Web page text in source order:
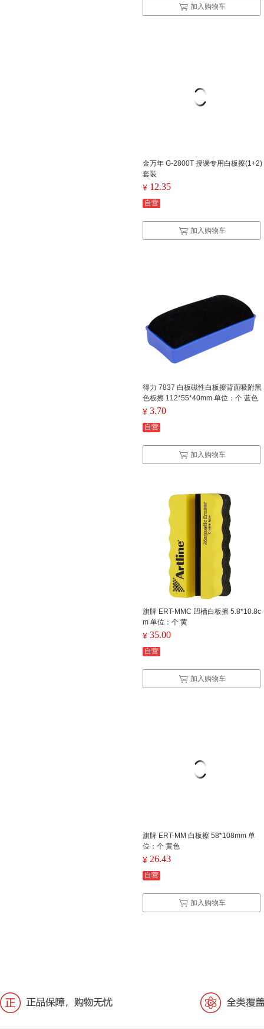
加入购物车
金万年 G-2800T 授课专用白板擦(1+2)
套装
¥ 12.35
自营
加入购物车
得力 7837 白板磁性白板擦背面吸附黑
色板擦 112*55*40mm 单位：个 蓝色
¥ 3.70
自营
加入购物车
旗牌 ERT-MMC 凹槽白板擦 5.8*10.8c
m 单位：个 黄
¥ 35.00
自营
加入购物车
旗牌 ERT-MM 白板擦 58*108mm 单
位：个 黄色
¥ 26.43
自营
加入购物车